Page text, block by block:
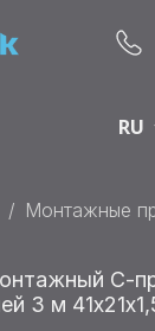
RU
Монтажные
С-
3 м